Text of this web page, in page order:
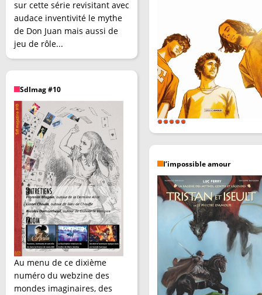
sur cette série revisitant avec
audace inventivité le mythe
de Don Juan mais aussi de
jeu de rôle...
SdImag #10
Au menu de ce dixième
numéro du webzine des
mondes imaginaires, des
l’impossible amour